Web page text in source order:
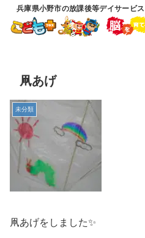
兵庫県小野市の放課後等デイサービ
凧あげ
未分類
凧あげをしました✨